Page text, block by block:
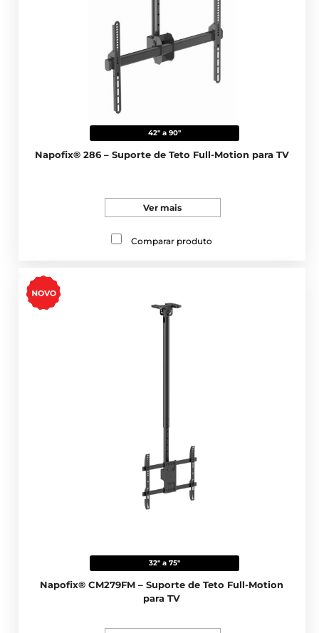
42" a 90"
Napofix® 286 – Suporte de Teto Full-Motion para TV
Ver mais
Comparar produto
32" a 75"
Napofix® CM279FM – Suporte de Teto Full-Motion
para TV